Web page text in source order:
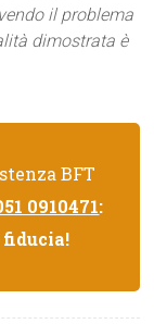
il problema
dimostrata è
BFT
0910471: